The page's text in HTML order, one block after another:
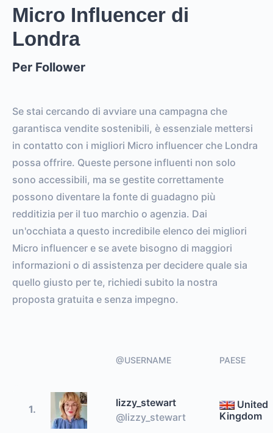
0
FOLLOWERS
Micro Influencer di
Londra
Per Follower
Se stai cercando di avviare una campagna che
garantisca vendite sostenibili, è essenziale mettersi
in contatto con i migliori Micro influencer che Londra
possa offrire. Queste persone influenti non solo
sono accessibili, ma se gestite correttamente
possono diventare la fonte di guadagno più
redditizia per il tuo marchio o agenzia. Dai
un'occhiata a questo incredibile elenco dei migliori
Micro influencer e se avete bisogno di maggiori
informazioni o di assistenza per decidere quale sia
quello giusto per te, richiedi subito la nostra
proposta gratuita e senza impegno.
@USERNAME PAESE
1.
lizzy_stewart
@lizzy_stewart
United
Kingdom